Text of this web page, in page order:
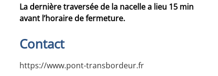
La dernière traversée de la nacelle a lieu 15 min
avant l’horaire de fermeture.
Contact
https://www.pont-transbordeur.fr